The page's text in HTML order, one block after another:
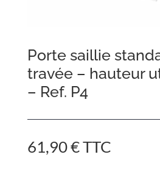
Porte saillie
travée – hauteur
– Ref. P4
61,90€TTC